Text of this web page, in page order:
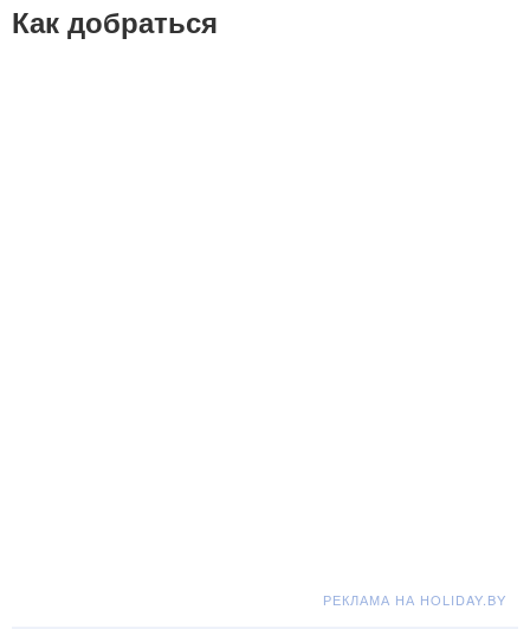
Как добраться
РЕКЛАМА НА HOLIDAY.BY